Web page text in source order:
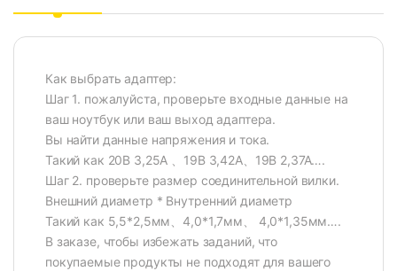
Как выбрать адаптер:
Шаг 1. пожалуйста, проверьте входные данные на
ваш ноутбук или ваш выход адаптера.
Вы найти данные напряжения и тока.
Такий как 20В 3,25А 、19В 3,42А、19В 2,37А….
Шаг 2. проверьте размер соединительной вилки.
Внешний диаметр * Внутренний диаметр
Такий как 5,5*2,5мм、4,0*1,7мм、 4,0*1,35мм….
В заказе, чтобы избежать заданий, что
покупаемые продукты не подходят для вашего